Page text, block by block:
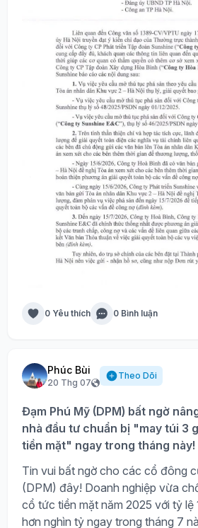
0 Yêu thích 0 Bình luận
Phúc Bùi
20 Thg 07
Theo Dõi
Đạm Phú Mỹ (DPM) bất ngờ
nhà đầu tư chuẩn bị "may túi 3
tiền mặt" ngay trong tháng này!
Tin vui bất ngờ cho các cổ đông
(DPM) đây! Doanh nghiệp vừa
cổ tức tiền mặt năm 2025 với tỷ lệ
hơn nghìn tỷ ngay trong tháng 7